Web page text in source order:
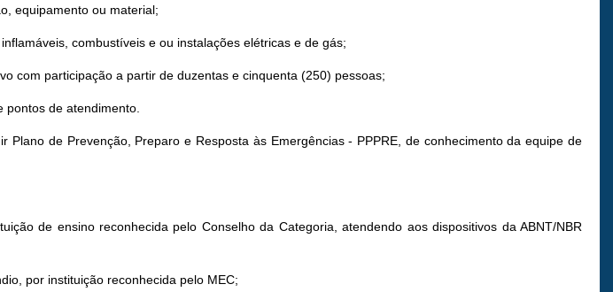
equipamento ou material;
combustíveis e ou instalações elétricas e de gás;
com participação a partir de duzentas e cinquenta (250) pessoas;
pontos de atendimento.
de Prevenção, Preparo e Resposta às Emergências - PPPRE, de conhecimento da equipe de
de ensino reconhecida pelo Conselho da Categoria, atendendo aos dispositivos da ABNT/NBR
por instituição reconhecida pelo MEC;